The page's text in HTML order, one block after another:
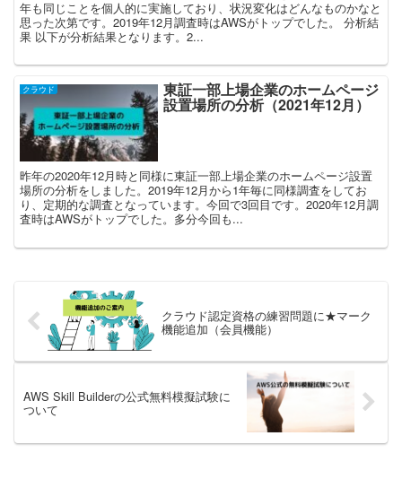
年も同じことを個人的に実施しており、状況変化はどんなものかなと
思った次第です。2019年12月調査時はAWSがトップでした。 分析結
果 以下が分析結果となります。2...
クラウド 東証一部上場企業のホームページ
設置場所の分析（2021年12月）
昨年の2020年12月時と同様に東証一部上場企業のホームページ設置
場所の分析をしました。2019年12月から1年毎に同様調査をしてお
り、定期的な調査となっています。今回で3回目です。2020年12月調
査時はAWSがトップでした。多分今回も...
クラウド認定資格の練習問題に★マーク
機能追加（会員機能）
AWS Skill Builderの公式無料模擬試験に
ついて